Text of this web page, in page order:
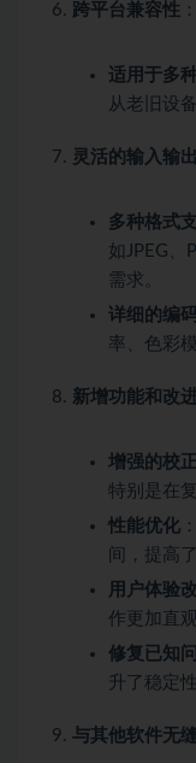
跨平台兼容性 ：
适用于多
从老旧设
灵活的输入输
多种格式
如JPEG、
需求。
详细的编
率、色彩
新增功能和改
增强的校
特别是在
性能优化
间，提高
用户体验
作更加直
修复已知
升了稳定
与其他软件无